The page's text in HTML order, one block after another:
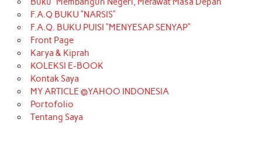
F.A.Q BUKU “NARSIS”
F.A.Q. BUKU PUISI “MENYESAP SENYAP”
Front Page
Karya & Kiprah
KOLEKSI E-BOOK
Kontak Saya
MY ARTICLE @YAHOO INDONESIA
Portofolio
Tentang Saya